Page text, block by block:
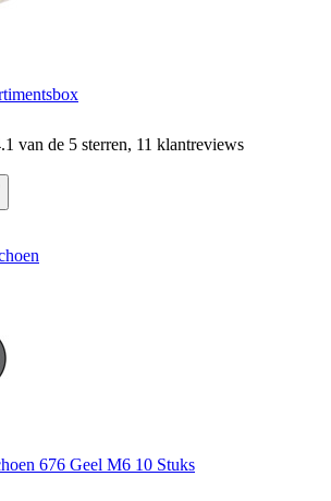
van de 5 sterren, 11 klantreviews
676 Geel M6 10 Stuks